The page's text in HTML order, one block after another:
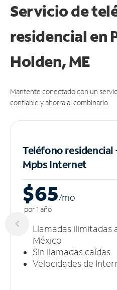
Servicio de
residencial en
Holden, ME
Mantente conectado con un
confiable y ahorra al combinarlo.
Teléfono residencial
MpbsInternet
$65/mo
por 1 año
Llamadas ilimitadas
México
Sin llamadas caídas
Velocidades de